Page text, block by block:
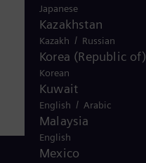
Japanese
Kazakhstan
Kazakh / Russian
Korea (Republic of)
Korean
Kuwait
English / Arabic
Malaysia
English
Mexico